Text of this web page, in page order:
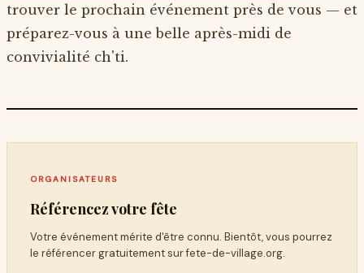
trouver le prochain événement près de vous — et
préparez-vous à une belle après-midi de
convivialité ch'ti.
ORGANISATEURS
Référencez votre fête
Votre événement mérite d'être connu. Bientôt, vous pourrez
le référencer gratuitement surfete-de-village.org.